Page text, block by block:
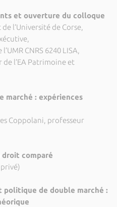
et ouverture du colloque
l’Université de Corse,
CNRS 6240 LISA,
l’EA Patrimoine et
marché : expériences
Coppolani, professeur
droit comparé
politique de double marché :